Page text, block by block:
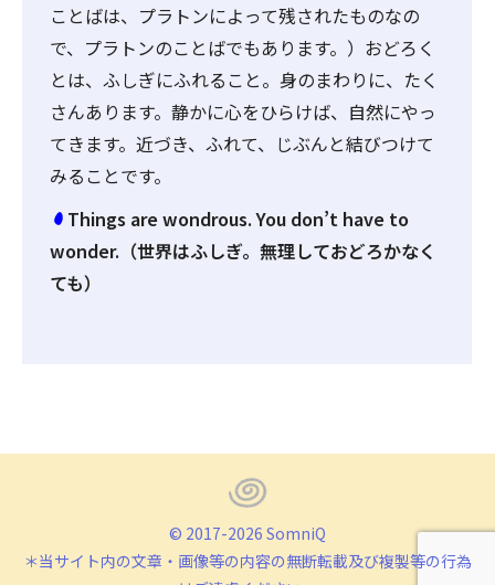
ことばは、プラトンによって残されたものなの
で、プラトンのことばでもあります。）おどろく
とは、ふしぎにふれること。身のまわりに、たく
さんあります。静かに心をひらけば、自然にやっ
てきます。近づき、ふれて、じぶんと結びつけて
みることです。
Things are wondrous. You don’t have to
wonder.（世界はふしぎ。無理しておどろかなく
ても）
© 2017-2026 SomniQ
＊当サイト内の文章・画像等の内容の無断転載及び複製等の行為